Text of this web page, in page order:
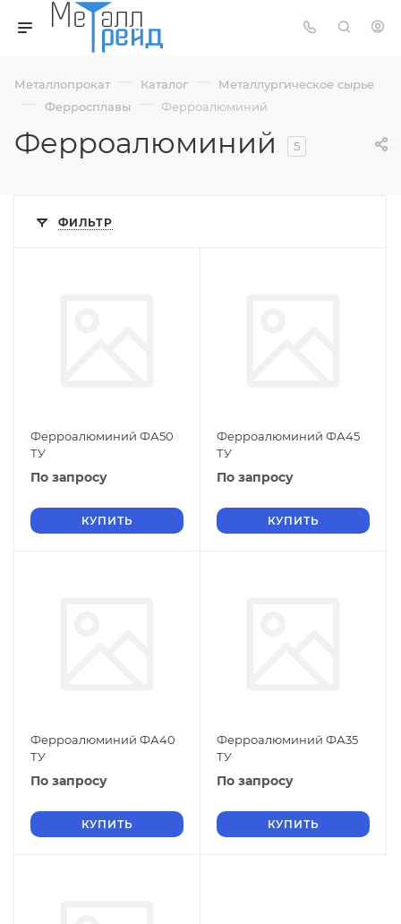
Металлопрокат — Каталог — Металлургическое сырье
— Ферросплавы — Ферроалюминий
Ферроалюминий 5
ФИЛЬТР
Ферроалюминий ФА50
ТУ
По запросу
КУПИТЬ
Ферроалюминий ФА45
ТУ
По запросу
КУПИТЬ
Ферроалюминий ФА40
ТУ
По запросу
КУПИТЬ
Ферроалюминий ФА35
ТУ
По запросу
КУПИТЬ